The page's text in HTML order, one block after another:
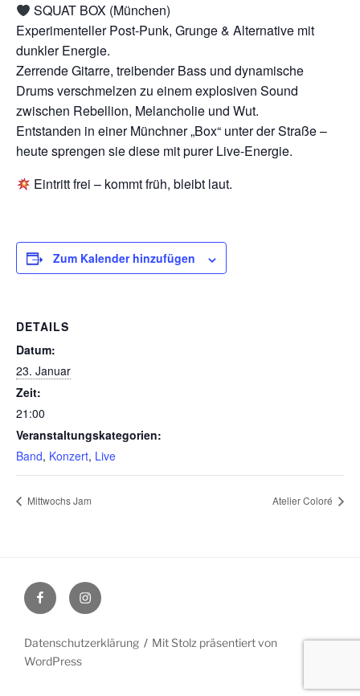
SQUAT BOX (München)
Experimenteller Post-Punk, Grunge & Alternative mit
dunkler Energie.
Zerrende Gitarre, treibender Bass und dynamische
Drums verschmelzen zu einem explosiven Sound
zwischen Rebellion, Melancholie und Wut.
Entstanden in einer Münchner „Box“ unter der Straße –
heute sprengen sie diese mit purer Live-Energie.
Eintritt frei – kommt früh, bleibt laut.
Zum Kalender hinzufügen
DETAILS
Datum:
23. Januar
Zeit:
21:00
Veranstaltungskategorien:
Band, Konzert, Live
Mittwochs Jam Atelier Coloré
FacebookInstagram
Datenschutzerklärung
Mit Stolz präsentiert von
WordPress